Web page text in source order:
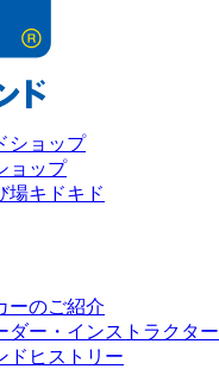
ショップ
ョップ
場キドキド
ーのご紹介
ダー・インストラクター
ドヒストリー